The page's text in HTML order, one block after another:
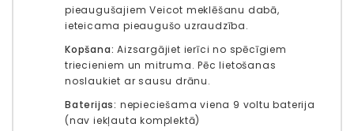
pieaugušajiem Veicot meklēšanu dabā,
ieteicama pieaugušo uzraudzība.
Kopšana: Aizsargājiet ierīci no spēcīgiem
triecieniem un mitruma. Pēc lietošanas
noslaukiet ar sausu drānu.
Baterijas: nepieciešama viena 9 voltu baterija
(nav iekļauta komplektā)